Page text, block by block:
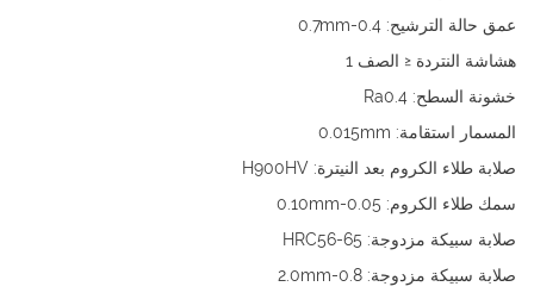
عمق حالة الترشيح: 0.4-0.7mm
هشاشة النتردة ≤ الصف 1
خشونة السطح: Ra0.4
المسمار استقامة: 0.015mm
صلابة طلاء الكروم بعد النيترة: H900HV
سمك طلاء الكروم: 0.05-0.10mm
صلابة سبيكة مزدوجة: HRC56-65
صلابة سبيكة مزدوجة: 0.8-2.0mm